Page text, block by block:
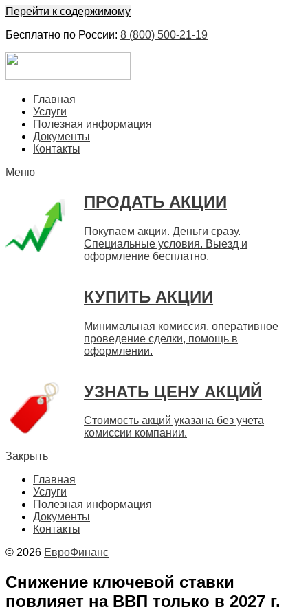
Перейти к содержимому
Бесплатно по России: 8 (800) 500-21-19
БыстроГлавная
Услуги
Полезная информация
Документы
Контакты
Меню
ПРОДАТЬ АКЦИИ
Покупаем акции. Деньги сразу.
Специальные условия. Выезд и
оформление бесплатно.
КУПИТЬ АКЦИИ
Минимальная комиссия, оперативное
проведение сделки, помощь в
оформлении.
УЗНАТЬ ЦЕНУ АКЦИЙ
Стоимость акций указана без учета
комиссии компании.
Закрыть
Главная
Услуги
Полезная информация
Документы
Контакты
© 2026 ЕвроФинанс
Снижение ключевой ставки
повлияет на ВВП только в 2027 г.